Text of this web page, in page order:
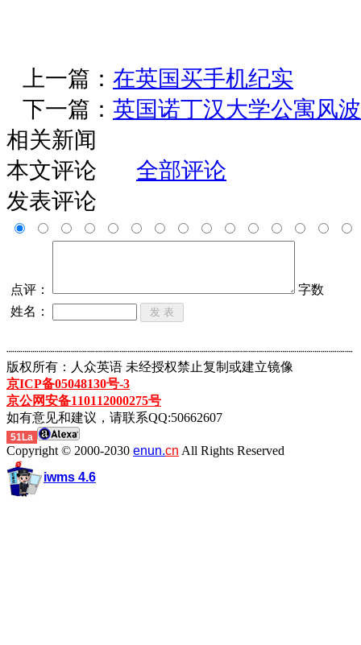
上一篇： 在英国买手机纪实
下一篇： 英国诺丁汉大学公寓风波
相关新闻
本文评论
全部评论
发表评论
点评：
字数
姓名：
┈┈┈┈┈┈┈┈┈┈┈┈┈┈┈┈┈┈┈┈┈┈┈┈┈┈┈┈┈┈┈┈┈┈┈┈┈┈┈┈┈┈┈
版权所有：人众英语 未经授权禁止复制或建立镜像
京ICP备05048130号-3
京公网安备110112000275号
如有意见和建议，请联系QQ:50662607
51La
Copyright © 2000-2030 enun.cn All Rights Reserved
iwms 4.6